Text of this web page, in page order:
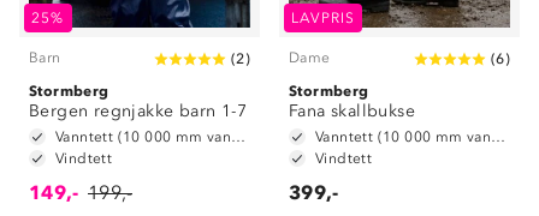
25%
Barn (2)
Stormberg
Bergen regnjakke barn 1-7
Vanntett (10 000 mm vannsøyle)
Vindtett
149,- 199,-
LAVPRIS
Dame (6)
Stormberg
Fana skallbukse
Vanntett (10 000 mm vannsøyle)
Vindtett
399,-